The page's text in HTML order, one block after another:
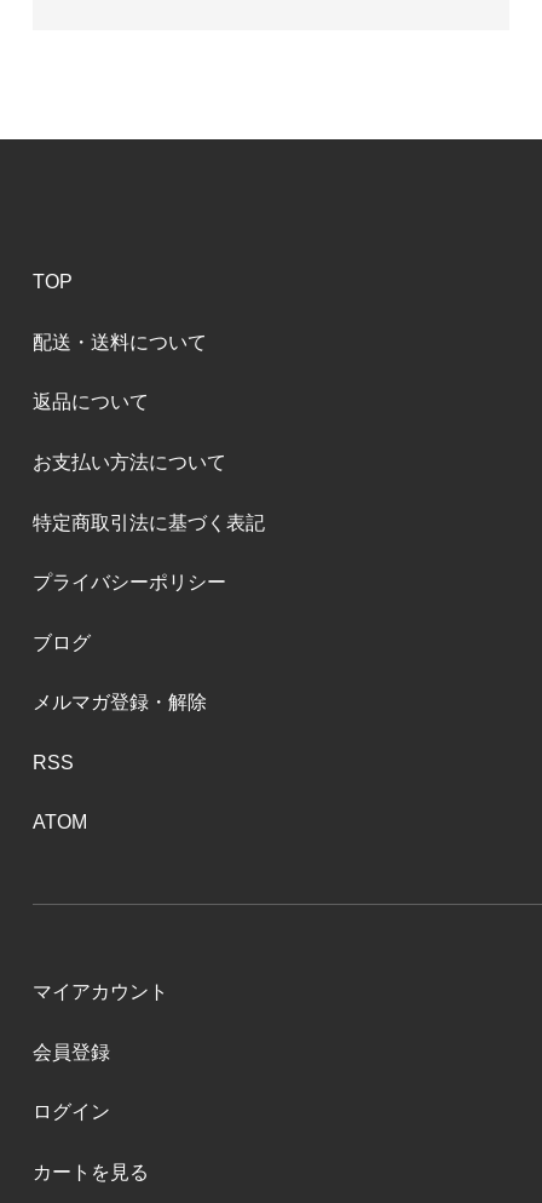
TOP
配送・送料について
返品について
お支払い方法について
特定商取引法に基づく表記
プライバシーポリシー
ブログ
メルマガ登録・解除
RSS
ATOM
マイアカウント
会員登録
ログイン
カートを見る